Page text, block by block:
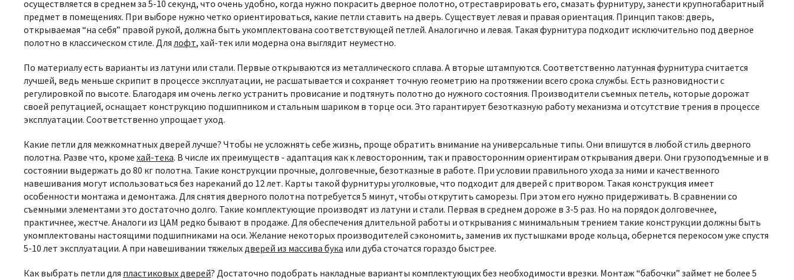
осуществляется в среднем за 5-10 секунд, что очень удобно, когда нужно покрасить дверное полотно, отреставрировать его, смазать фурнитуру, занести крупногабаритный
предмет в помещениях. При выборе нужно четко ориентироваться, какие петли ставить на дверь. Существует левая и правая ориентация. Принцип таков: дверь,
открываемая “на себя” правой рукой, должна быть укомплектована соответствующей петлей. Аналогично и левая. Такая фурнитура подходит исключительно под дверное
полотно в классическом стиле. Для лофт, хай-тек или модерна она выглядит неуместно.
По материалу есть варианты из латуни или стали. Первые открываются из металлического сплава. А вторые штампуются. Соответственно латунная фурнитура считается
лучшей, ведь меньше скрипит в процессе эксплуатации, не расшатывается и сохраняет точную геометрию на протяжении всего срока службы. Есть разновидности с
регулировкой по высоте. Благодаря им очень легко устранить провисание и подтянуть полотно до нужного состояния. Производители съемных петель, которые дорожат
своей репутацией, оснащает конструкцию подшипником и стальным шариком в торце оси. Это гарантирует безотказную работу механизма и отсутствие трения в процессе
эксплуатации. Соответственно упрощает уход.
Какие петли для межкомнатных дверей лучше? Чтобы не усложнять себе жизнь, проще обратить внимание на универсальные типы. Они впишутся в любой стиль дверного
полотна. Разве что, кроме хай-тека. В числе их преимуществ - адаптация как к левосторонним, так и правосторонним ориентирам открывания двери. Они грузоподъемные и в
состоянии выдержать до 80 кг полотна. Такие конструкции прочные, долговечные, безотказные в работе. При условии правильного ухода за ними и качественного
навешивания могут использоваться без нареканий до 12 лет. Карты такой фурнитуры уголковые, что подходит для дверей с притвором. Такая конструкция имеет
особенности монтажа и демонтажа. Для снятия дверного полотна потребуется 5 минут, чтобы открутить саморезы. При этом его нужно придерживать. В сравнении со
съемными элементами это достаточно долго. Такие комплектующие производят из латуни и стали. Первая в среднем дороже в 3-5 раз. Но на порядок долговечнее,
практичнее, жестче. Аналоги из ЦАМ редко бывают в продаже. Для обеспечения длительной работы и открывания с минимальным трением такие конструкции должны быть
укомплектованы настоящими подшипниками на оси. Желание некоторых производителей сэкономить, заменив их пустышками вроде кольца, обернется перекосом уже спустя
5-10 лет эксплуатации. А при навешивании тяжелыхдверей из массива бука или дуба сточатся гораздо быстрее.
Как выбрать петли для пластиковых дверей? Достаточно подобрать накладные варианты комплектующих без необходимости врезки. Монтаж “бабочки” займет не более 5